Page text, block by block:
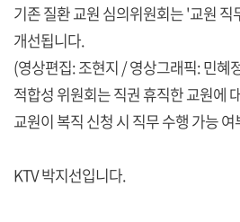
기존 질환 교원 심의위원회는 '교원
개선됩니다.
(영상편집: 조현지 / 영상그래픽: 민혜
적합성 위원회는 직권 휴직한 교원에
교원이 복직 신청 시 직무 수행 가능
KTV 박지선입니다.